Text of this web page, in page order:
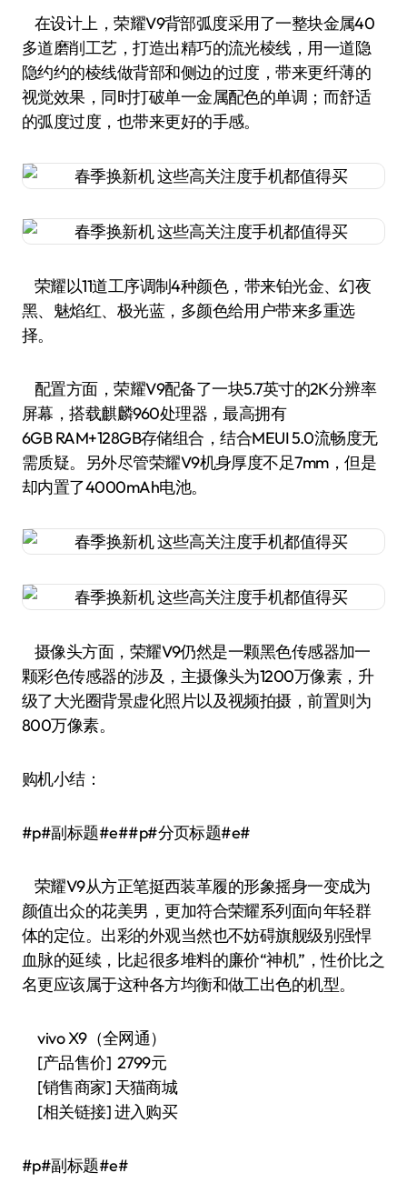
在设计上，荣耀V9背部弧度采用了一整块金属40
多道磨削工艺，打造出精巧的流光棱线，用一道隐
隐约约的棱线做背部和侧边的过度，带来更纤薄的
视觉效果，同时打破单一金属配色的单调；而舒适
的弧度过度，也带来更好的手感。
荣耀以11道工序调制4种颜色，带来铂光金、幻夜
黑、魅焰红、极光蓝，多颜色给用户带来多重选
择。
配置方面，荣耀V9配备了一块5.7英寸的2K分辨率
屏幕，搭载麒麟960处理器，最高拥有
6GB RAM+128GB存储组合，结合MEUI 5.0流畅度无
需质疑。另外尽管荣耀V9机身厚度不足7mm，但是
却内置了4000mAh电池。
摄像头方面，荣耀V9仍然是一颗黑色传感器加一
颗彩色传感器的涉及，主摄像头为1200万像素，升
级了大光圈背景虚化照片以及视频拍摄，前置则为
800万像素。
购机小结：
#p#副标题#e##p#分页标题#e#
荣耀V9从方正笔挺西装革履的形象摇身一变成为
颜值出众的花美男，更加符合荣耀系列面向年轻群
体的定位。出彩的外观当然也不妨碍旗舰级别强悍
血脉的延续，比起很多堆料的廉价“神机”，性价比之
名更应该属于这种各方均衡和做工出色的机型。
vivo X9（全网通）
[产品售价] 2799元
[销售商家] 天猫商城
[相关链接]进入购买
#p#副标题#e#